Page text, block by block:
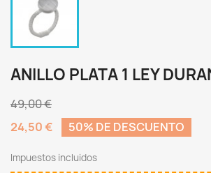
ANILLO PLATA 1 LEY
49,00 €
24,50 €
50% DE DESCUENTO
Impuestos incluidos